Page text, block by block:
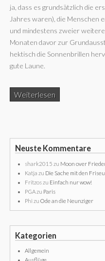
ja, dass es grundsätzlich die
Jahres waren), die Menschen
und mindestens zweier
Monaten davor zur
hektisch die Sonnenbrillen
gute Laune.
Weiterlesen
Neuste Kommentare
shark2015 zu Moon over
Katja zu Die Sache mit den
Fritzoszu Einfach nur wow!
PGAzu Paris
Phi zu Ode an die Neunziger
Kategorien
Allgemein